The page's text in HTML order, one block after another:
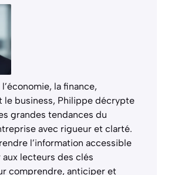
la finance,
le business, Philippe décrypte
grandes tendances du
avec rigueur et clarté.
l’information accessible
lecteurs des clés
comprendre, anticiper et